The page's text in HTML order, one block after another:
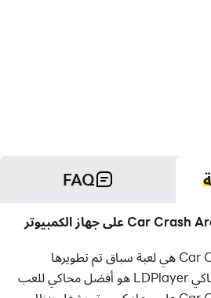
FAQ
تشغيل Car Crash Arena Simulator على جهاز الكمبيوتر
Car Crash Arena Simulator هي لعبة سباق تم تطويرها
بواسطة EremProd، المحاكي LDPlayer هو أفضل محاكي للعب